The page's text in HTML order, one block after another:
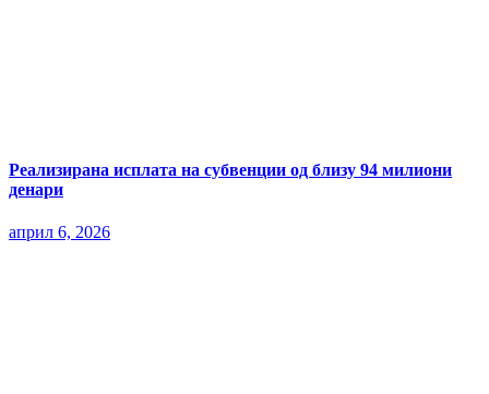
Реализирана исплата на субвенции од близу 94 милиони
денари
април 6, 2026